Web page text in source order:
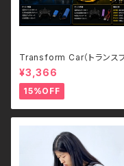
Transform Car（トランス
ームカー）｜ボタンひとつで
変形！スポーツカー＆ロボッ
WAYラジコン（2.4GHz・
電式）
¥3,366
15%OFF